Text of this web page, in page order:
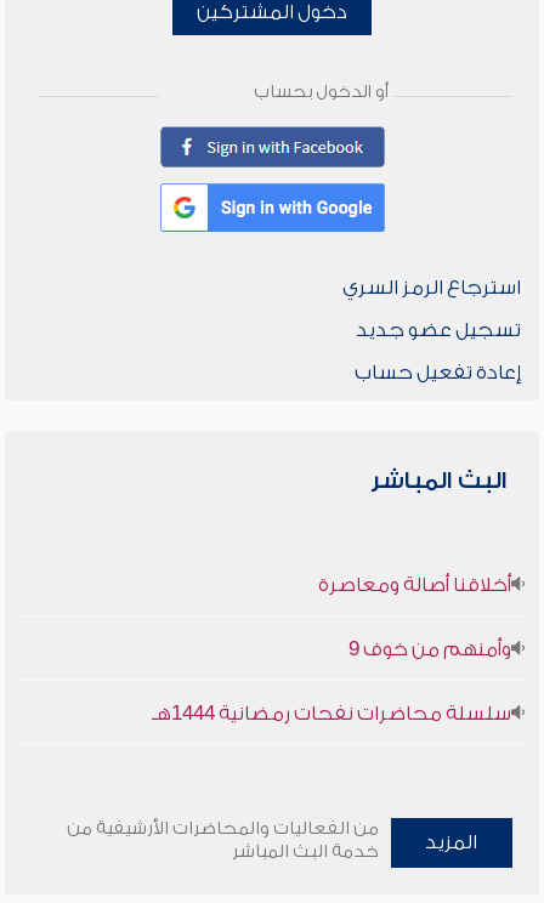
دخول المشتركين
أو الدخول بحساب
استرجاع الرمز السري
تسجيل عضو جديد
إعادة تفعيل حساب
البث المباشر
أخلاقنا أصالة ومعاصرة
وأمنهم من خوف 9
سلسلة محاضرات نفحات رمضانية 1444هـ
المزيد
من الفعاليات والمحاضرات الأرشيفية من
خدمة البث المباشر